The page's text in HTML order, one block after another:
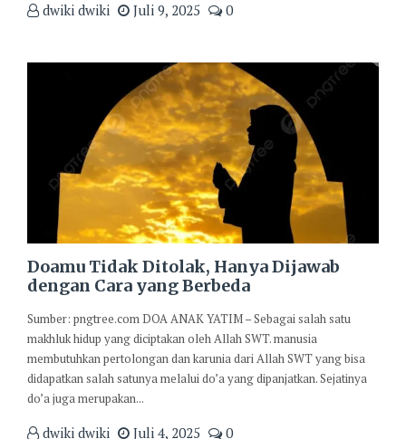
dwiki dwiki Juli 9, 2025 0
Doamu Tidak Ditolak, Hanya Dijawab
dengan Cara yang Berbeda
Sumber: pngtree.com DOA ANAK YATIM – Sebagai salah satu
makhluk hidup yang diciptakan oleh Allah SWT. manusia
membutuhkan pertolongan dan karunia dari Allah SWT yang bisa
didapatkan salah satunya melalui do’a yang dipanjatkan. Sejatinya
do’a juga merupakan...
dwiki dwiki Juli 4, 2025 0